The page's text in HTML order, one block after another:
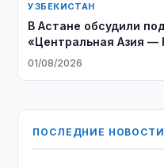
УЗБЕКИСТАН
В Астане обсудили
«Центральная Азия —
01/08/2026
ПОСЛЕДНИЕ НОВОСТИ